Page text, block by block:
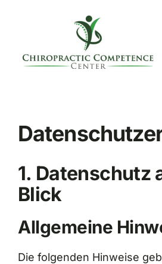
Analysezentren
Chiropraktik
1. Datenschutz
Blick
Allgemeine
Die folgenden Hinweise